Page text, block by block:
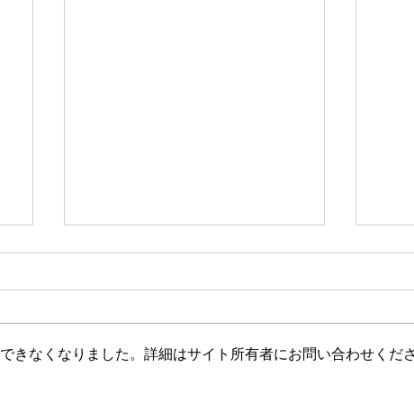
きなくなりました。詳細はサイト所有者にお問い合わせくださ